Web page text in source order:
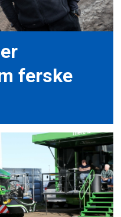
ferske